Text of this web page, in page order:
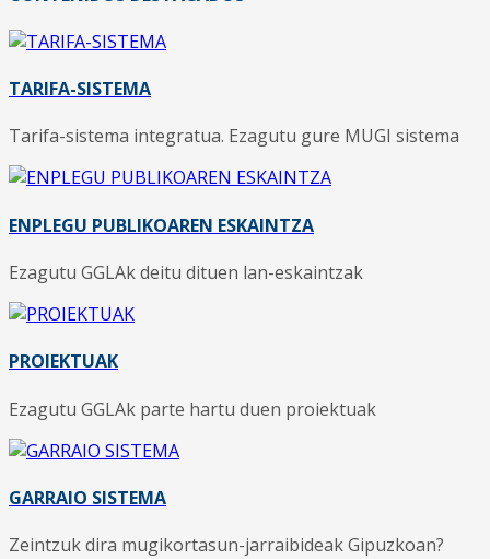
TARIFA-SISTEMA
Tarifa-sistema integratua. Ezagutu gure MUGI sistema
ENPLEGU PUBLIKOAREN ESKAINTZA
Ezagutu GGLAk deitu dituen lan-eskaintzak
PROIEKTUAK
Ezagutu GGLAk parte hartu duen proiektuak
GARRAIO SISTEMA
Zeintzuk dira mugikortasun-jarraibideak Gipuzkoan?